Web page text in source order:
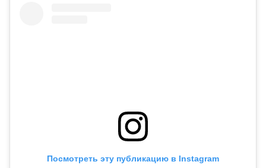
Посмотреть эту публикацию в Instagram